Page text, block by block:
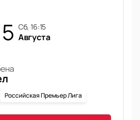
сб, 16:15
Августа
Российская Премьер Лига